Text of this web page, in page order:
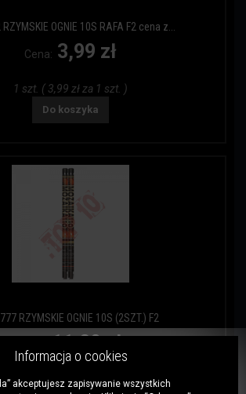
OGNIE 10S RAFA F2 cena z...
Cena: 3,99 zł
1 szt. ( 3,99 zł za 1 szt. )
Do koszyka
RZYMSKIE OGNIE 10S (2SZT.) F2
11,20 zł
2 szt. ( 5,60 zł za 1 szt. )
Informacja o cookies
akceptujesz zapisywanie wszystkich